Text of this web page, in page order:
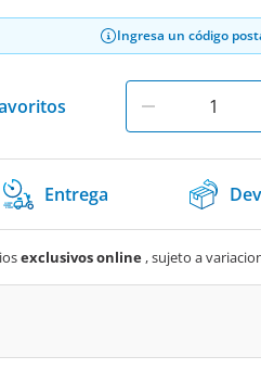
Ingresa un código
Entrega
exclusivos online, sujeto a